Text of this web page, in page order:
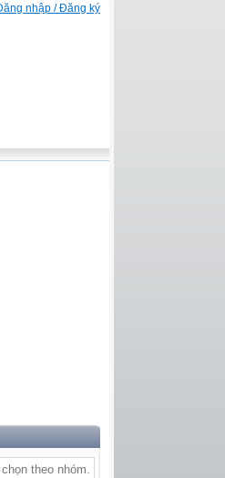
nhập / Đăng ký